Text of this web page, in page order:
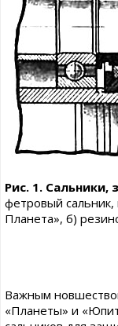
Рис. 1.
фетровый
Планета», б)
Важным
«Планеты» и